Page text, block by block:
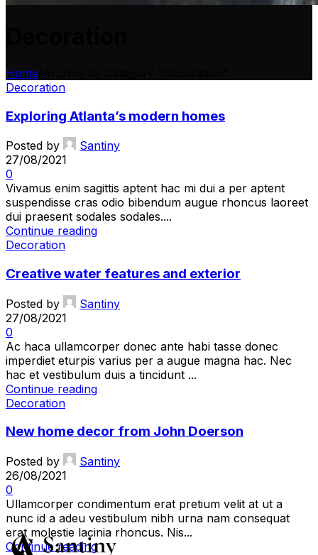
Home
Decoration
Exploring Atlanta’s modern homes
Posted by
Santiny
27/08/2021
0
Vivamus enim sagittis aptent hac mi dui a per aptent
suspendisse cras odio bibendum augue rhoncus laoreet
dui praesent sodales sodales....
Continue reading
Decoration
Creative water features and exterior
Posted by
Santiny
27/08/2021
0
Ac haca ullamcorper donec ante habi tasse donec
imperdiet eturpis varius per a augue magna hac. Nec
hac et vestibulum duis a tincidunt ...
Continue reading
Decoration
New home decor from John Doerson
Posted by
Santiny
26/08/2021
0
Ullamcorper condimentum erat pretium velit at ut a
nunc id a adeu vestibulum nibh urna nam consequat
erat molestie lacinia rhoncus. Nis...
Continue reading